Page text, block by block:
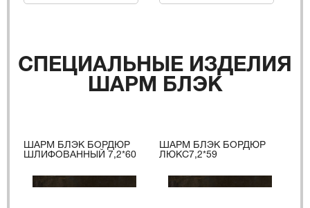
СПЕЦИАЛЬНЫЕ ИЗДЕЛИЯ
ШАРМ БЛЭК
ШАРМ БЛЭК БОРДЮР
ШЛИФОВАННЫЙ 7,2*60
ШАРМ БЛЭК БОРДЮР
ЛЮКС7,2*59